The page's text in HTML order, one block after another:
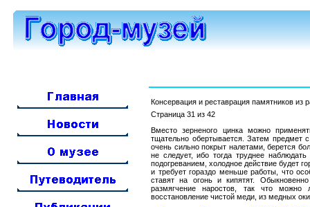
Консервация и реставрация памятников
Страница 31 из 42
Вместо зерненого цинка можно
тщательно обертывается. Затем предмет
очень сильно покрыт налетами, берется
не следует, ибо тогда труднее
подогреванием, холодное действие будет
и требует гораздо меньше работы, что
ставят на огонь и кипятят.
размягчение наростов, так что можно
восстановление чистой меди, из медных